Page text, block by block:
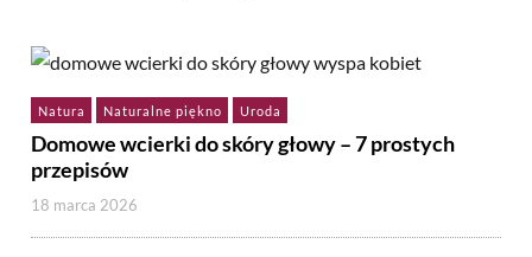
Natura Naturalne piękno Uroda
Domowe wcierki do skóry głowy – 7 prostych
przepisów
18 marca 2026